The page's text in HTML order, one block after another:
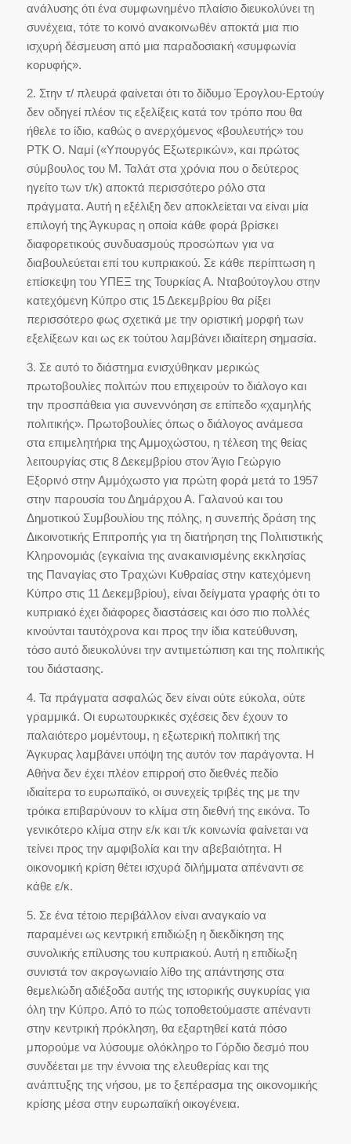
ανάλυσης ότι ένα συμφωνημένο πλαίσιο διευκολύνει τη
συνέχεια, τότε το κοινό ανακοινωθέν αποκτά μια πιο
ισχυρή δέσμευση από μια παραδοσιακή «συμφωνία
κορυφής».
2. Στην τ/ πλευρά φαίνεται ότι το δίδυμο Έρογλου-Ερτούγ
δεν οδηγεί πλέον τις εξελίξεις κατά τον τρόπο που θα
ήθελε το ίδιο, καθώς ο ανερχόμενος «βουλευτής» του
ΡΤΚ Ο. Ναμί («Υπουργός Εξωτερικών», και πρώτος
σύμβουλος του Μ. Ταλάτ στα χρόνια που ο δεύτερος
ηγείτο των τ/κ) αποκτά περισσότερο ρόλο στα
πράγματα. Αυτή η εξέλιξη δεν αποκλείεται να είναι μία
επιλογή της Άγκυρας η οποία κάθε φορά βρίσκει
διαφορετικούς συνδυασμούς προσώπων για να
διαβουλεύεται επί του κυπριακού. Σε κάθε περίπτωση η
επίσκεψη του ΥΠΕΞ της Τουρκίας Α. Νταβούτογλου στην
κατεχόμενη Κύπρο στις 15 Δεκεμβρίου θα ρίξει
περισσότερο φως σχετικά με την οριστική μορφή των
εξελίξεων και ως εκ τούτου λαμβάνει ιδιαίτερη σημασία.
3. Σε αυτό το διάστημα ενισχύθηκαν μερικώς
πρωτοβουλίες πολιτών που επιχειρούν το διάλογο και
την προσπάθεια για συνεννόηση σε επίπεδο «χαμηλής
πολιτικής». Πρωτοβουλίες όπως ο διάλογος ανάμεσα
στα επιμελητήρια της Αμμοχώστου, η τέλεση της θείας
λειτουργίας στις 8 Δεκεμβρίου στον Άγιο Γεώργιο
Εξορινό στην Αμμόχωστο για πρώτη φορά μετά το 1957
στην παρουσία του Δημάρχου Α. Γαλανού και του
Δημοτικού Συμβουλίου της πόλης, η συνεπής δράση της
Δικοινοτικής Επιτροπής για τη διατήρηση της Πολιτιστικής
Κληρονομιάς (εγκαίνια της ανακαινισμένης εκκλησίας
της Παναγίας στο Τραχώνι Κυθραίας στην κατεχόμενη
Κύπρο στις 11 Δεκεμβρίου), είναι δείγματα γραφής ότι το
κυπριακό έχει διάφορες διαστάσεις και όσο πιο πολλές
κινούνται ταυτόχρονα και προς την ίδια κατεύθυνση,
τόσο αυτό διευκολύνει την αντιμετώπιση και της πολιτικής
του διάστασης.
4. Τα πράγματα ασφαλώς δεν είναι ούτε εύκολα, ούτε
γραμμικά. Οι ευρωτουρκικές σχέσεις δεν έχουν το
παλαιότερο μομέντουμ, η εξωτερική πολιτική της
Άγκυρας λαμβάνει υπόψη της αυτόν τον παράγοντα. Η
Αθήνα δεν έχει πλέον επιρροή στο διεθνές πεδίο
ιδιαίτερα το ευρωπαϊκό, οι συνεχείς τριβές της με την
τρόικα επιβαρύνουν το κλίμα στη διεθνή της εικόνα. Το
γενικότερο κλίμα στην ε/κ και τ/κ κοινωνία φαίνεται να
τείνει προς την αμφιβολία και την αβεβαιότητα. Η
οικονομική κρίση θέτει ισχυρά διλήμματα απέναντι σε
κάθε ε/κ.
5. Σε ένα τέτοιο περιβάλλον είναι αναγκαίο να
παραμένει ως κεντρική επιδιώξη η διεκδίκηση της
συνολικής επίλυσης του κυπριακού. Αυτή η επιδίωξη
συνιστά τον ακρογωνιαίο λίθο της απάντησης στα
θεμελιώδη αδιέξοδα αυτής της ιστορικής συγκυρίας για
όλη την Κύπρο. Από το πώς τοποθετούμαστε απέναντι
στην κεντρική πρόκληση, θα εξαρτηθεί κατά πόσο
μπορούμε να λύσουμε ολόκληρο το Γόρδιο δεσμό που
συνδέεται με την έννοια της ελευθερίας και της
ανάπτυξης της νήσου, με το ξεπέρασμα της οικονομικής
κρίσης μέσα στην ευρωπαϊκή οικογένεια.